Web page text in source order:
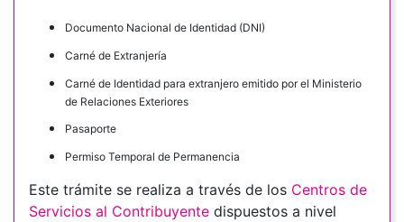
Documento Nacional de Identidad (DNI)
Carné de Extranjería
Carné de Identidad para extranjero emitido por el Ministerio
de Relaciones Exteriores
Pasaporte
Permiso Temporal de Permanencia
Este trámite se realiza a través de los Centros de
Servicios al Contribuyente dispuestos a nivel